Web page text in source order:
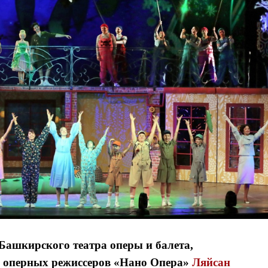
театра оперы и балета,
режиссеров «Нано Опера» Ляйсан
Я согласен сполитикой конфиденциальности и защиты
Я согласен сполитикой конфиденциальности и защиты